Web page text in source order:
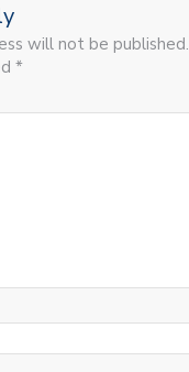
will not be
*